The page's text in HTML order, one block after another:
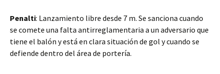
Penalti: Lanzamiento libre desde 7 m. Se sanciona cuando
se comete una falta antirreglamentaria a un adversario que
tiene el balón y está en clara situación de gol y cuando se
defiende dentro del área de portería.